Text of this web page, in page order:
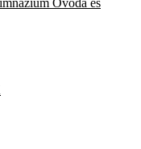
Óvoda és